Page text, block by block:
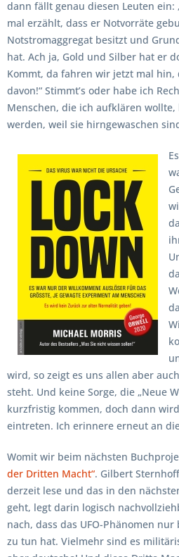
dann fällt genau diesen Leuten ein:
mal erzählt, dass er Notvorräte
Notstromaggregat besitzt und
hat. Ach ja, Gold und Silber hat er
Kommt, da fahren wir jetzt mal hin,
davon!“ Stimmt’s oder habe ich
Menschen, die ich aufklären wollte,
werden, weil sie hirngewaschen
wird, so zeigt es uns allen aber
steht. Und keine Sorge, die „Neue
kurzfristig kommen, doch dann
eintreten. Ich erinnere erneut an
Womit wir beim nächsten
der Dritten Macht“. Gilbert
derzeit lese und das in den
geht, legt darin logisch
nach, dass das UFO-Phänomen
zu tun hat. Vielmehr sind es